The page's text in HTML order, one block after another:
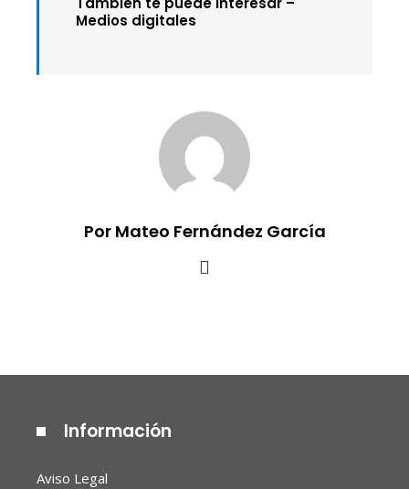
Medios digitales
Por Mateo Fernández García
Información
Aviso Legal